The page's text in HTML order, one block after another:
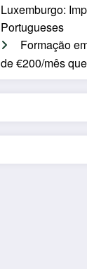
Luxemburgo:
Portugueses
Formação
de €200/mês